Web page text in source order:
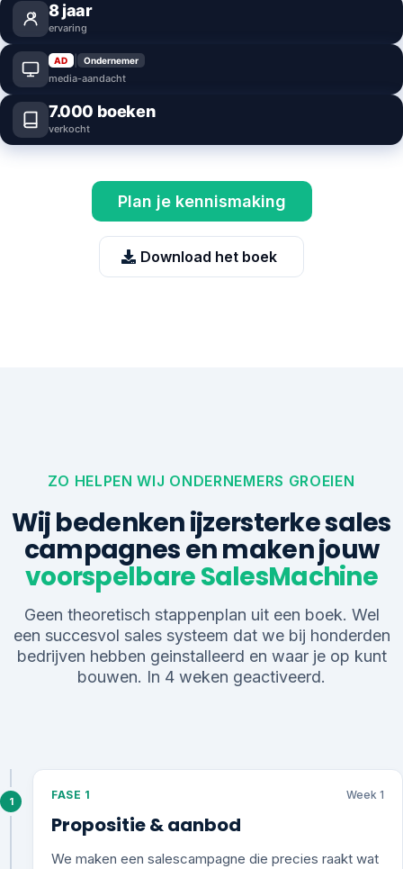
8jaar
ervaring
AD | Ondernemer
media-aandacht
7.000 boeken
verkocht
Plan je kennismaking
Download het boek
ZO HELPEN WIJ ONDERNEMERS GROEIEN
Wij bedenken ijzersterke sales
campagnes en maken jouw
voorspelbare SalesMachine
Geen theoretisch stappenplan uit een boek. Wel
een succesvol sales systeem dat we bij honderden
bedrijven hebben geinstalleerd en waar je op kunt
bouwen. In 4 weken geactiveerd.
1 FASE 1 Week 1
Propositie & aanbod
We maken een salescampagne die precies raakt wat